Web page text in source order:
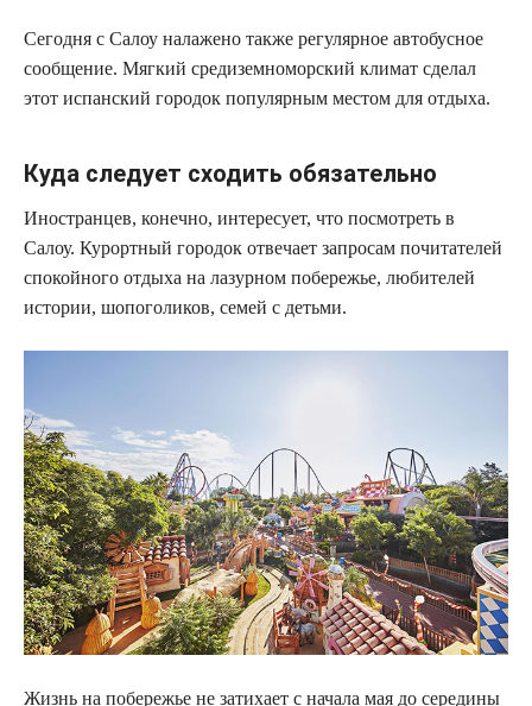
Сегодня с Салоу налажено также регулярное автобусное
сообщение. Мягкий средиземноморский климат сделал
этот испанский городок популярным местом для отдыха.
Куда следует сходить обязательно
Иностранцев, конечно, интересует, что посмотреть в
Салоу. Курортный городок отвечает запросам почитателей
спокойного отдыха на лазурном побережье, любителей
истории, шопоголиков, семей с детьми.
Жизнь на побережье не затихает с начала мая до середины